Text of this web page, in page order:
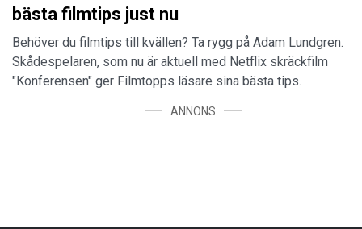
bästa filmtips just nu
Behöver du filmtips till kvällen? Ta rygg på Adam Lundgren.
Skådespelaren, som nu är aktuell med Netflix skräckfilm
"Konferensen" ger Filmtopps läsare sina bästa tips.
ANNONS